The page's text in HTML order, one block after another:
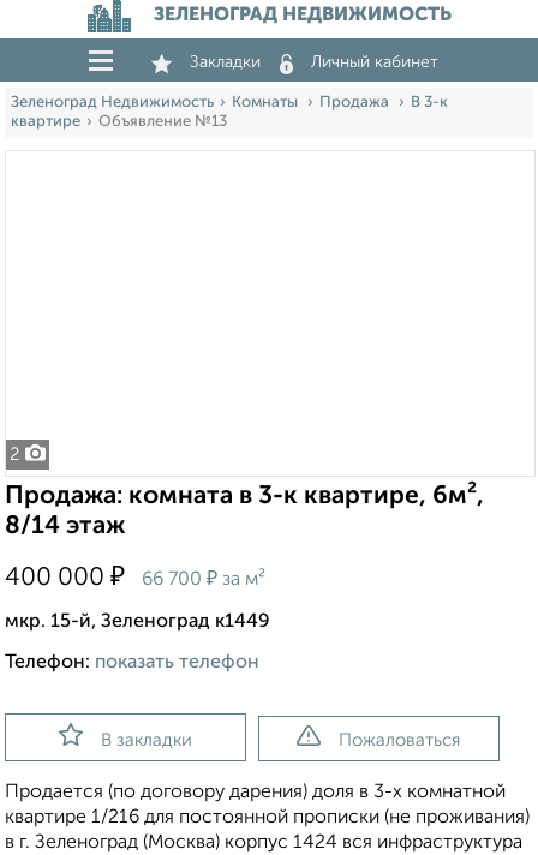
ЗЕЛЕНОГРАД НЕДВИЖИМОСТЬ
Закладки Личный кабинет
Зеленоград Недвижимость Комнаты Продажа
В 3-к
квартире
Объявление №13
2
Продажа: комната в 3-к квартире, 6м²,
8/14 этаж
400 000 ₽ 66 700 ₽ за м²
мкр. 15-й, Зеленоград к1449
Телефон: показать телефон
В закладки Пожаловаться
Продается (по договору дарения) доля в 3-х комнатной
квартире 1/216 для постоянной прописки (не проживания)
в г. Зеленоград (Москва) корпус 1424 вся инфраструктура